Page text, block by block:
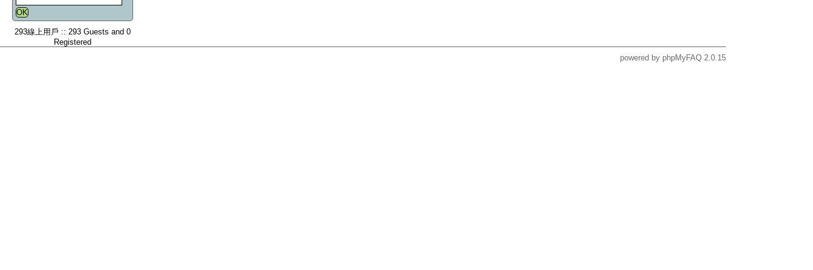
293線上用戶 :: 293 Guests and 0
Registered
powered by phpMyFAQ 2.0.15